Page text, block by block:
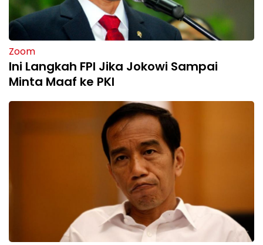
Zoom
Ini Langkah FPI Jika Jokowi Sampai
Minta Maaf ke PKI